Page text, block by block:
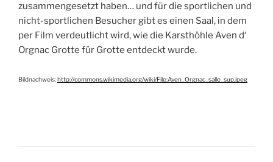
zusammengesetzt haben… und für die sportlichen und
nicht-sportlichen Besucher gibt es einen Saal, in dem
per Film verdeutlicht wird, wie die Karsthöhle Aven d‘
Orgnac Grotte für Grotte entdeckt wurde.
Bildnachweis:http://commons.wikimedia.org/wiki/File:Aven_Orgnac_salle_sup.jpeg